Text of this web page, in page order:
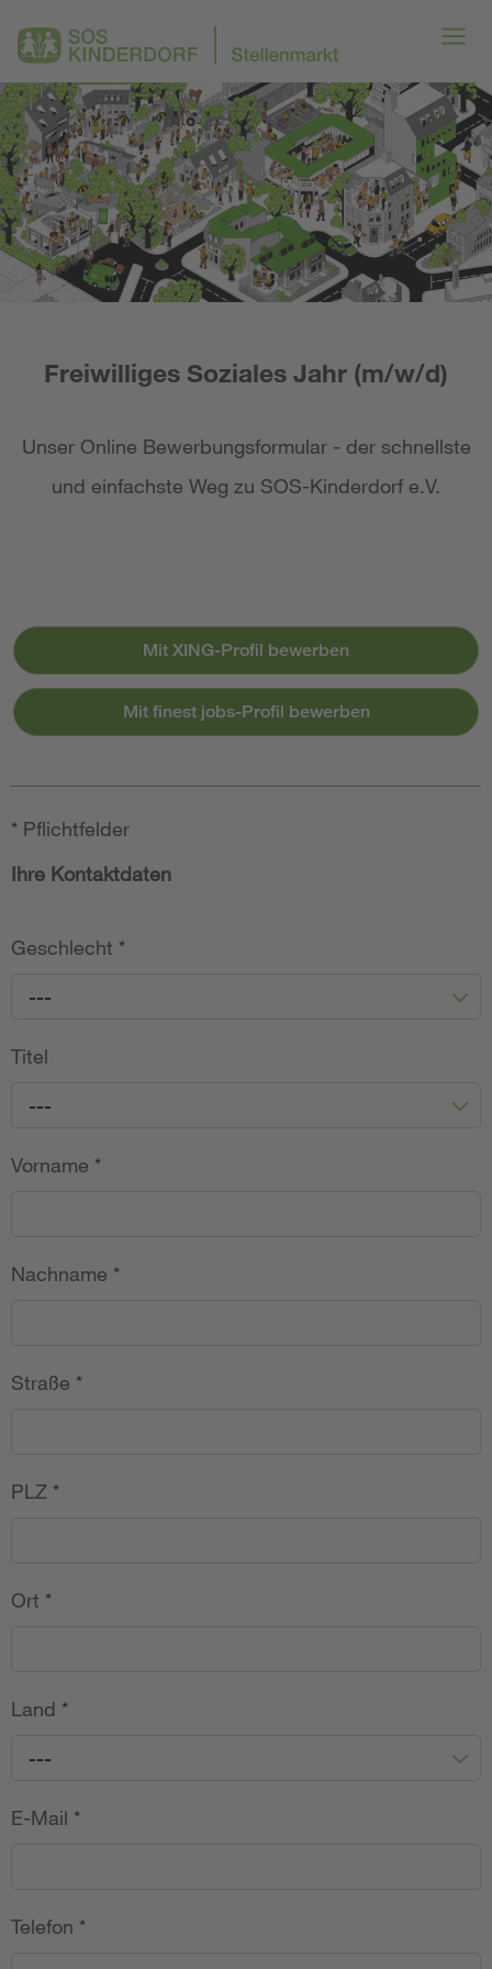
Freiwilliges Soziales Jahr (m/w/d)
Unser Online Bewerbungsformular - der schnellste
und einfachste Weg zu SOS-Kinderdorf e.V.
Mit XING-Profil bewerben
Mit finest jobs-Profil bewerben
* Pflichtfelder
Ihre Kontaktdaten
Geschlecht *
---
Titel
---
Vorname *
Nachname *
Straße *
PLZ *
Ort *
Land *
---
E-Mail *
Telefon *